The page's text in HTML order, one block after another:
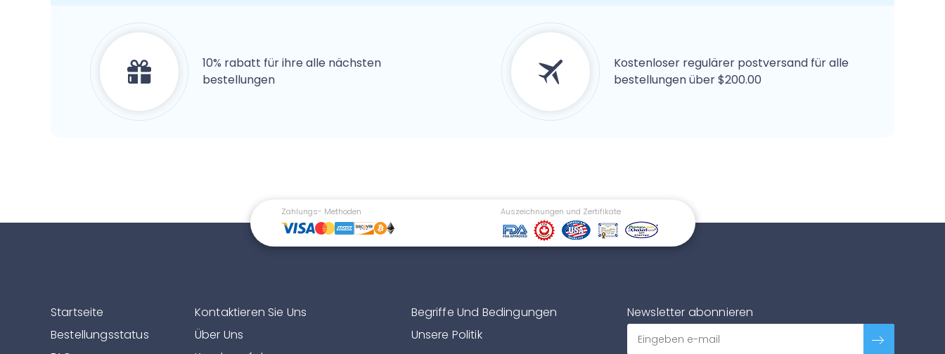
10% rabatt für ihre alle nächsten
bestellungen
Kostenloser regulärer postversand für alle
bestellungen über $200.00
Zahlungs- Methoden Auszeichnungen und Zertifikate
Startseite
Bestellungsstatus
Kontaktieren Sie Uns
Über Uns
Begriffe Und Bedingungen
Unsere Politik
Newsletter abonnieren